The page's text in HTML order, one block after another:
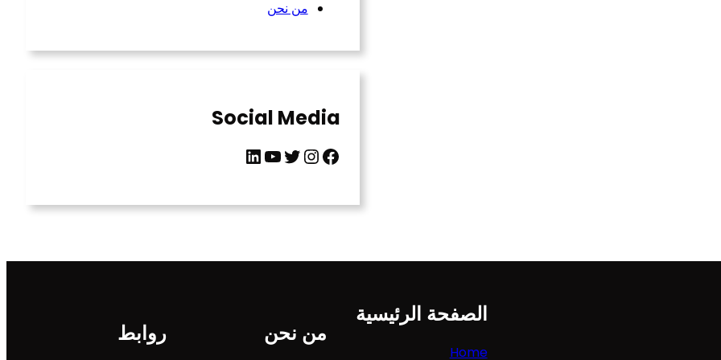
من نحن
Social Media
Facebook
Instagram
Twitter
YouTube
LinkedIn
الصفحة الرئيسية
Home
من نحن روابط